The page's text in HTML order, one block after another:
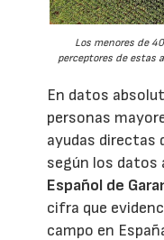
Los menores de
perceptores de estas
En datos
personas
ayudas directas
según los datos
Español de
cifra que
campo en